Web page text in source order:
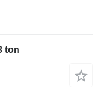
ton